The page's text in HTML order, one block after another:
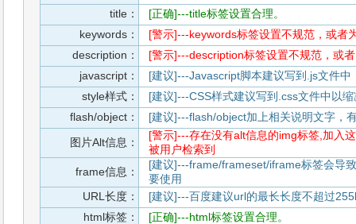
title：
[正确]---title标签设置合理。
keywords：
[警示]---keywords标签设置不规范，或者
description：
[警示]---description标签设置不规范，或
javascript：
[建议]---Javascript脚本建议写到.js文件中
style样式：
[建议]---CSS样式建议写到.css文件中以
flash/object：
[建议]---flash/object加上相关说明文字，
图片Alt信息：
[警示]---存在没有alt信息的img标签,加入
被用户检索到
frame信息：
[建议]---frame/frameset/iframe标签会导
要使用
URL长度：
[建议]---百度建议url的最长长度不超过
html标签：
[正确]---html标签设置合理。